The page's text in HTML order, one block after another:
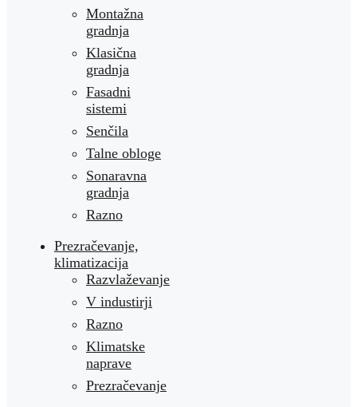
Montažna
gradnja
Klasična
gradnja
Fasadni
sistemi
Senčila
Talne obloge
Sonaravna
gradnja
Razno
Prezračevanje,
klimatizacija
Razvlaževanje
V industirji
Razno
Klimatske
naprave
Prezračevanje